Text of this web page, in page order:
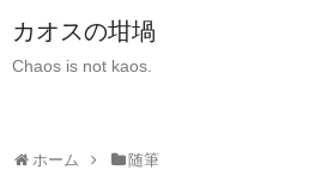
カオスの坩堝
Chaos is not kaos.
ホーム 随筆